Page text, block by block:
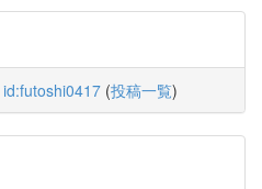
id:futoshi0417 (投稿一覧)